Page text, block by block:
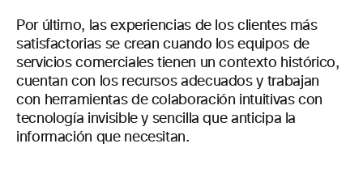
Por último, las experiencias de los clientes más
satisfactorias se crean cuando los equipos de
servicios comerciales tienen un contexto histórico,
cuentan con los recursos adecuados y trabajan
con herramientas de colaboración intuitivas con
tecnología invisible y sencilla que anticipa la
información que necesitan.